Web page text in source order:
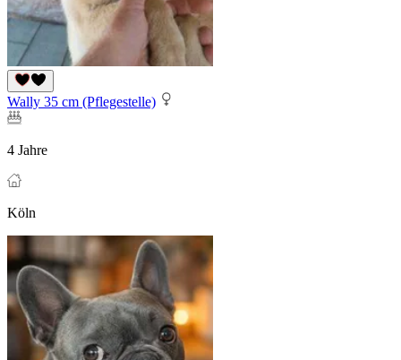
Wally 35 cm (Pflegestelle)
4 Jahre
Köln